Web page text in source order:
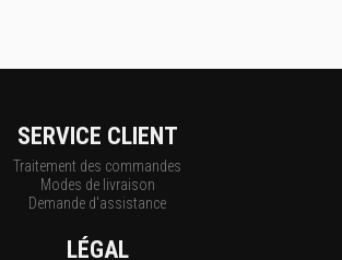
SERVICE CLIENT
Traitement des commandes
Modes de livraison
Demande d'assistance
LÉGAL